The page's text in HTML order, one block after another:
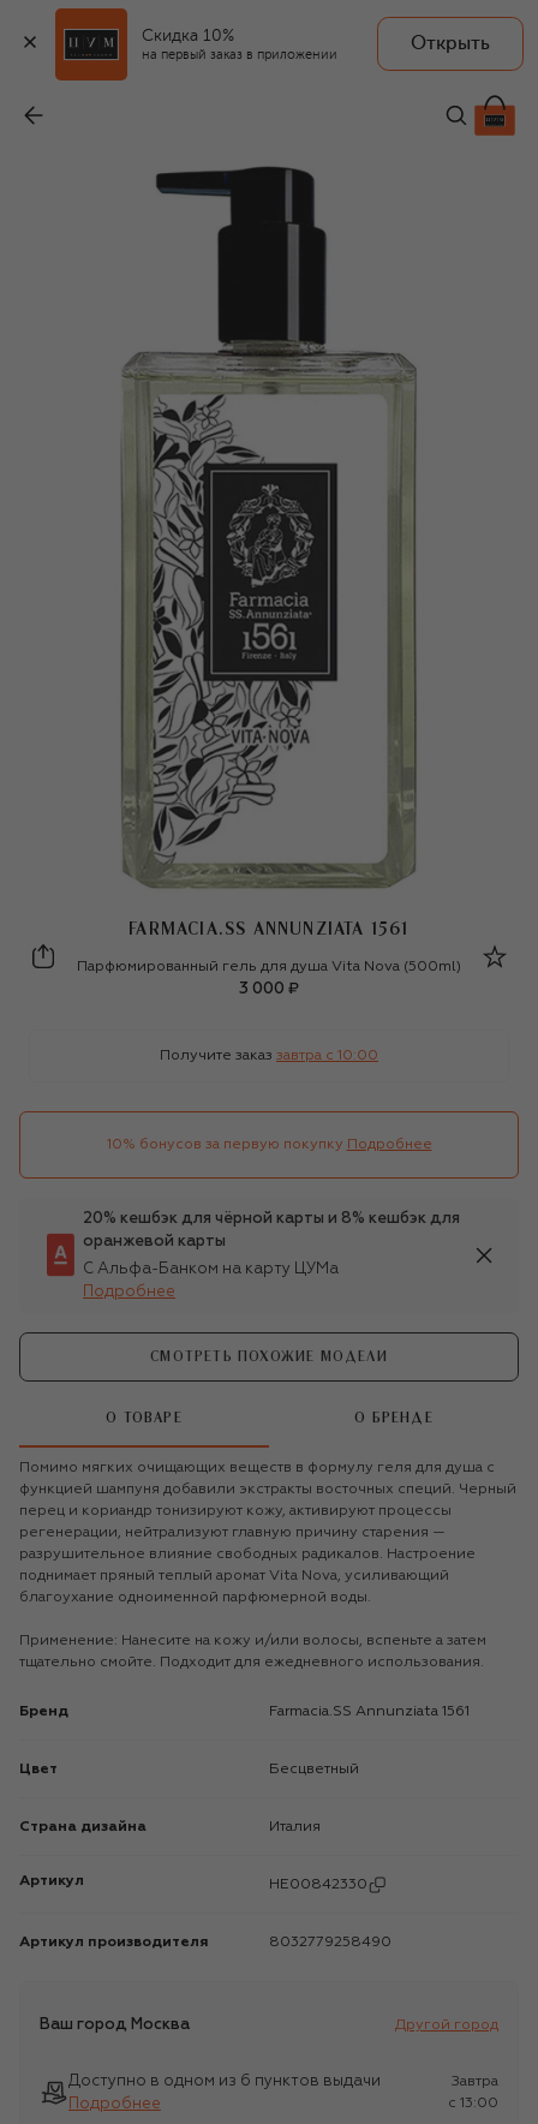
Скидка 10%
на первый заказ в приложении
Открыть
FARMACIA.SS ANNUNZIATA 1561
3 000 ₽
FARMACIA.SS ANNUNZIATA 1561
Farmacia.SS Annunziata 1561
Парфюмированный гель для душа Vita Nova (500ml)
3 000 ₽
Получите заказ завтра c 10:00
10% бонусов за первую покупку Подробнее
20% кешбэк для чёрной карты и 8% кешбэк для
оранжевой карты
С Альфа-Банком на карту ЦУМа
Подробнее
СМОТРЕТЬ ПОХОЖИЕ МОДЕЛИ
О ТОВАРЕ О БРЕНДЕ
Помимо мягких очищающих веществ в формулу геля для душа с
функцией шампуня добавили экстракты восточных специй. Черный
перец и кориандр тонизируют кожу, активируют процессы
регенерации, нейтрализуют главную причину старения —
разрушительное влияние свободных радикалов. Настроение
поднимает пряный теплый аромат Vita Nova, усиливающий
благоухание одноименной парфюмерной воды.
Применение: Нанесите на кожу и/или волосы, вспеньте а затем
тщательно смойте. Подходит для ежедневного использования.
Бренд Farmacia.SS Annunziata 1561
Цвет Бесцветный
Страна дизайна Италия
Артикул HE00842330
Артикул производителя 8032779258490
Ваш город Москва Другой город
Доступно в одном из 6 пунктов выдачи
Подробнее
Завтра
c 13:00